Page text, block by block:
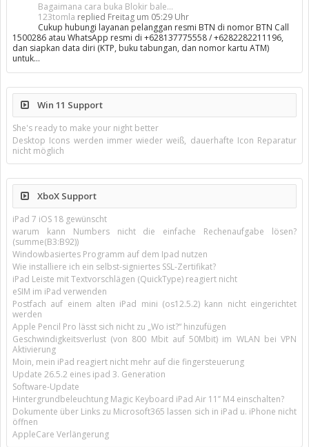
Bagaimana cara buka Blokir bale...
123tomla replied Freitag um 05:29 Uhr
Cukup hubungi layanan pelanggan resmi BTN di nomor BTN Call
1500286 atau WhatsApp resmi di +628137775558 / +6282282211196,
dan siapkan data diri (KTP, buku tabungan, dan nomor kartu ATM)
untuk…
Win 11 Support
She's ready to make your night better
Desktop Icons werden immer wieder weiß, dauerhafte Icon Reparatur
nicht möglich
XboX Support
iPad 7 iOS 18 gewünscht
warum kann Numbers nicht die einfache Rechenaufgabe lösen?
(summe(B3:B92))
Windowbasiertes Programm auf dem Ipad nutzen
Wie installiere ich ein selbst-signiertes SSL-Zertifikat?
iPad Leiste mit Textvorschlägen (QuickType) reagiert nicht
eSIM im iPad verwenden
Postfach auf einem alten iPad mini (os12.5.2) kann nicht eingerichtet
werden
Apple Pencil Pro lässt sich nicht zu „Wo ist?“ hinzufügen
Geschwindigkeitsverlust (von 800 Mbit auf 50Mbit) im WLAN bei VPN
Aktivierung
Moin, mein iPad reagiert nicht mehr auf die fingersteuerung
Update 26.5.2 eines ipad 3. Generation
Software-Update
Hintergrundbeleuchtung Magic Keyboard iPad Air 11’’ M4 einschalten?
Dokumente über Links zu Microsoft365 lassen sich in iPad u. iPhone nicht
öffnen
AppleCare Verlängerung